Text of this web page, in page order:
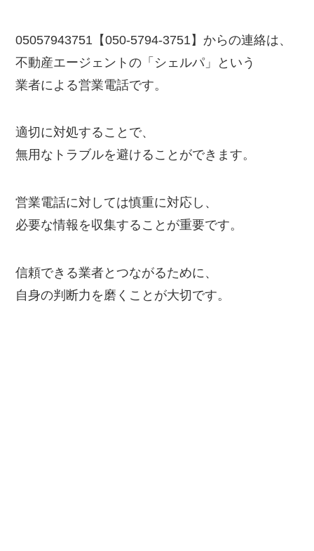
05057943751【050-5794-3751】からの連絡は、
不動産エージェントの「シェルパ」という
業者による営業電話です。
適切に対処することで、
無用なトラブルを避けることができます。
営業電話に対しては慎重に対応し、
必要な情報を収集することが重要です。
信頼できる業者とつながるために、
自身の判断力を磨くことが大切です。